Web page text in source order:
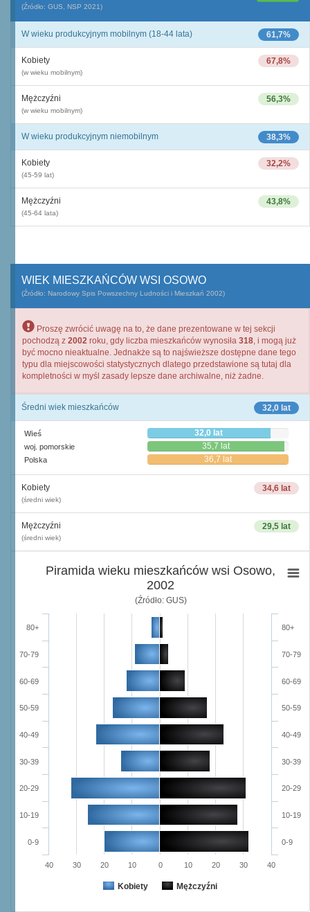
(Źródło: GUS, NSP 2021)
61,7%
W wieku produkcyjnym mobilnym (18-44 lata)
67,8%
Kobiety
(w wieku mobilnym)
56,3%
Mężczyźni
(w wieku mobilnym)
38,3%
W wieku produkcyjnym niemobilnym
32,2%
Kobiety
(45-59 lat)
43,8%
Mężczyźni
(45-64 lata)
WIEK MIESZKAŃCÓW WSI OSOWO
(Źródło: Narodowy Spis Powszechny Ludności i Mieszkań 2002)
Proszę zwrócić uwagę na to, że dane prezentowane w tej sekcji
pochodzą z 2002 roku, gdy liczba mieszkańców wynosiła 318, i mogą już
być mocno nieaktualne. Jednakże są to najświeższe dostępne dane tego
typu dla miejscowości statystycznych dlatego przedstawione są tutaj dla
kompletności w myśl zasady lepsze dane archiwalne, niż żadne.
32,0 lat
Średni wiek mieszkańców
Wieś 32,0 lat
woj. pomorskie 35,7 lat
Polska 36,7 lat
34,6 lat
Kobiety
(średni wiek)
29,5 lat
Mężczyźni
(średni wiek)
Piramida wieku mieszkańców wsi Osowo,
2002
(Źródło: GUS)
Kobiety Mężczyźni
0-9
10-19
20-29
30-39
40-49
50-59
60-69
70-79
80+
0-9
10-19
20-29
30-39
40-49
50-59
60-69
70-79
80+
40 30 20 10 0 10 20 30 40